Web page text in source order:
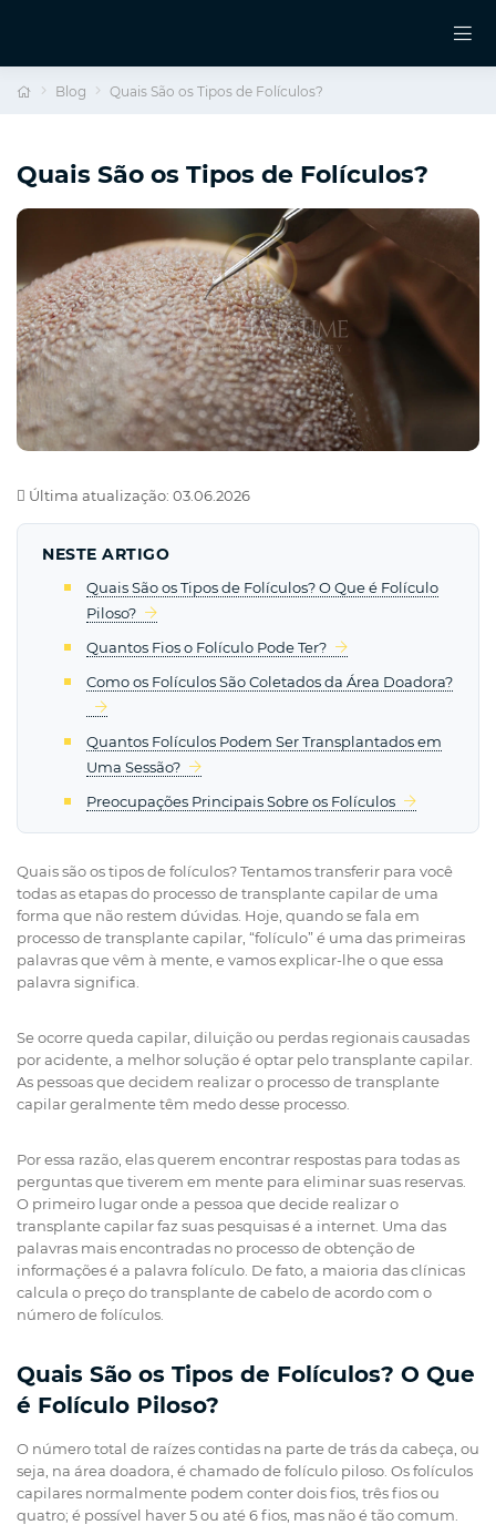
Blog Quais São os Tipos de Folículos?
Quais São os Tipos de Folículos?
Última atualização: 03.06.2026
NESTE ARTIGO
Quais São os Tipos de Folículos? O Que é Folículo
Piloso?
Quantos Fios o Folículo Pode Ter?
Como os Folículos São Coletados da Área Doadora?
Quantos Folículos Podem Ser Transplantados em
Uma Sessão?
Preocupações Principais Sobre os Folículos
Quais são os tipos de folículos? Tentamos transferir para você
todas as etapas do processo de transplante capilar de uma
forma que não restem dúvidas. Hoje, quando se fala em
processo de transplante capilar, “folículo” é uma das primeiras
palavras que vêm à mente, e vamos explicar-lhe o que essa
palavra significa.
Se ocorre queda capilar, diluição ou perdas regionais causadas
por acidente, a melhor solução é optar pelo transplante capilar.
As pessoas que decidem realizar o processo de transplante
capilar geralmente têm medo desse processo.
Por essa razão, elas querem encontrar respostas para todas as
perguntas que tiverem em mente para eliminar suas reservas.
O primeiro lugar onde a pessoa que decide realizar o
transplante capilar faz suas pesquisas é a internet. Uma das
palavras mais encontradas no processo de obtenção de
informações é a palavra folículo. De fato, a maioria das clínicas
calcula o preço do transplante de cabelo de acordo com o
número de folículos.
Quais São os Tipos de Folículos? O Que
é Folículo Piloso?
O número total de raízes contidas na parte de trás da cabeça, ou
seja, na área doadora, é chamado de folículo piloso. Os folículos
capilares normalmente podem conter dois fios, três fios ou
quatro; é possível haver 5 ou até 6 fios, mas não é tão comum.